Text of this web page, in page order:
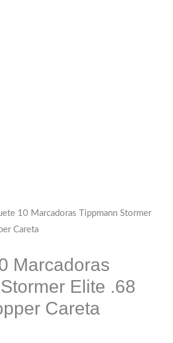
10 Marcadoras Tippmann Stormer
Careta
Marcadoras
Elite .68
Careta